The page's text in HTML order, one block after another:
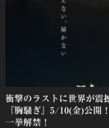
衝撃のラストに世界が震
『胸騒ぎ』5/10(金)公開
一挙解禁！